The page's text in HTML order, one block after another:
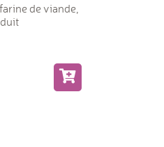
de viande,